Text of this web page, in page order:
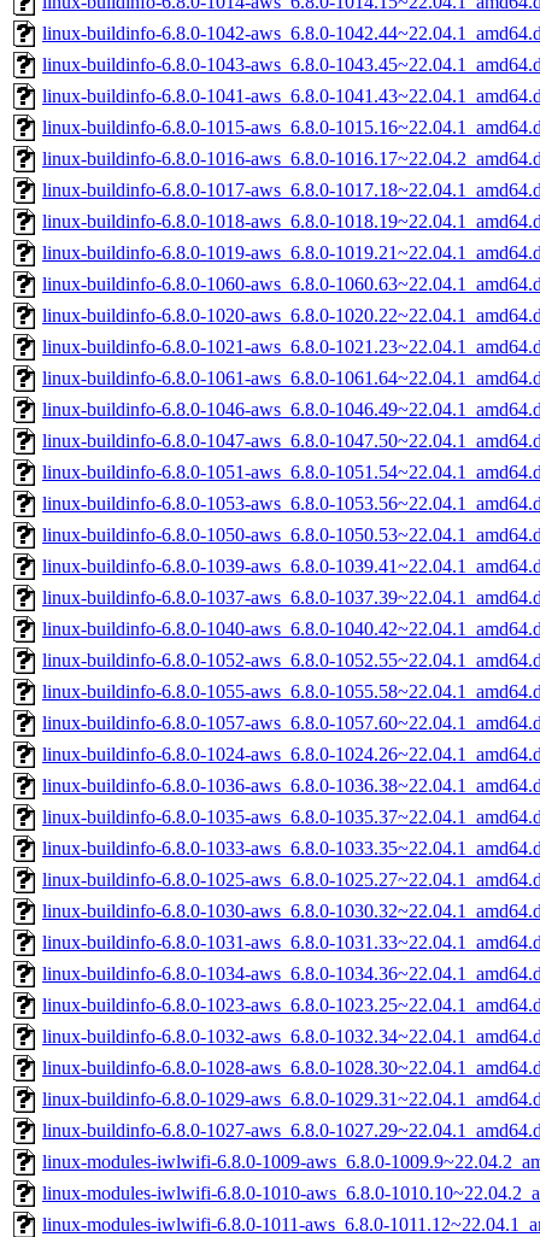
linux-buildinfo-6.8.0-1042-aws_6.8.0-
linux-buildinfo-6.8.0-1043-aws_6.8.0-
linux-buildinfo-6.8.0-1041-aws_6.8.0-
linux-buildinfo-6.8.0-1015-aws_6.8.0-
linux-buildinfo-6.8.0-1016-aws_6.8.0-
linux-buildinfo-6.8.0-1017-aws_6.8.0-
linux-buildinfo-6.8.0-1018-aws_6.8.0-
linux-buildinfo-6.8.0-1019-aws_6.8.0-
linux-buildinfo-6.8.0-1060-aws_6.8.0-
linux-buildinfo-6.8.0-1020-aws_6.8.0-
linux-buildinfo-6.8.0-1021-aws_6.8.0-
linux-buildinfo-6.8.0-1061-aws_6.8.0-
linux-buildinfo-6.8.0-1046-aws_6.8.0-
linux-buildinfo-6.8.0-1047-aws_6.8.0-
linux-buildinfo-6.8.0-1051-aws_6.8.0-
linux-buildinfo-6.8.0-1053-aws_6.8.0-
linux-buildinfo-6.8.0-1050-aws_6.8.0-
linux-buildinfo-6.8.0-1039-aws_6.8.0-
linux-buildinfo-6.8.0-1037-aws_6.8.0-
linux-buildinfo-6.8.0-1040-aws_6.8.0-
linux-buildinfo-6.8.0-1052-aws_6.8.0-
linux-buildinfo-6.8.0-1055-aws_6.8.0-
linux-buildinfo-6.8.0-1057-aws_6.8.0-
linux-buildinfo-6.8.0-1024-aws_6.8.0-
linux-buildinfo-6.8.0-1036-aws_6.8.0-
linux-buildinfo-6.8.0-1035-aws_6.8.0-
linux-buildinfo-6.8.0-1033-aws_6.8.0-
linux-buildinfo-6.8.0-1025-aws_6.8.0-
linux-buildinfo-6.8.0-1030-aws_6.8.0-
linux-buildinfo-6.8.0-1031-aws_6.8.0-
linux-buildinfo-6.8.0-1034-aws_6.8.0-
linux-buildinfo-6.8.0-1023-aws_6.8.0-
linux-buildinfo-6.8.0-1032-aws_6.8.0-
linux-buildinfo-6.8.0-1028-aws_6.8.0-
linux-buildinfo-6.8.0-1029-aws_6.8.0-
linux-buildinfo-6.8.0-1027-aws_6.8.0-
linux-modules-iwlwifi-6.8.0-1009-aws_6.8.0-
linux-modules-iwlwifi-6.8.0-1010-aws_6.8.0-
linux-modules-iwlwifi-6.8.0-1011-aws_6.8.0-